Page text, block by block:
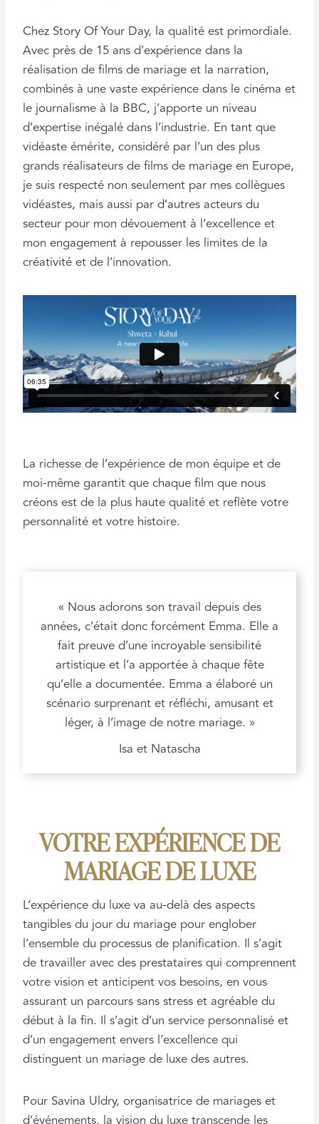
Chez Story Of Your Day, la qualité est primordiale.
Avec près de 15 ans d’expérience dans la
réalisation de films de mariage et la narration,
combinés à une vaste expérience dans le cinéma et
le journalisme à la BBC, j’apporte un niveau
d’expertise inégalé dans l’industrie. En tant que
vidéaste émérite, considéré par l’un des plus
grands réalisateurs de films de mariage en Europe,
je suis respecté non seulement par mes collègues
vidéastes, mais aussi par d’autres acteurs du
secteur pour mon dévouement à l’excellence et
mon engagement à repousser les limites de la
créativité et de l’innovation.
La richesse de l’expérience de mon équipe et de
moi-même garantit que chaque film que nous
créons est de la plus haute qualité et reflète votre
personnalité et votre histoire.
« Nous adorons son travail depuis des
années, c’était donc forcément Emma. Elle a
fait preuve d’une incroyable sensibilité
artistique et l’a apportée à chaque fête
qu’elle a documentée. Emma a élaboré un
scénario surprenant et réfléchi, amusant et
léger, à l’image de notre mariage. »
Isa et Natascha
VOTRE EXPÉRIENCE DE
MARIAGE DE LUXE
L’expérience du luxe va au-delà des aspects
tangibles du jour du mariage pour englober
l’ensemble du processus de planification. Il s’agit
de travailler avec des prestataires qui comprennent
votre vision et anticipent vos besoins, en vous
assurant un parcours sans stress et agréable du
début à la fin. Il s’agit d’un service personnalisé et
d’un engagement envers l’excellence qui
distinguent un mariage de luxe des autres.
Pour Savina Uldry, organisatrice de mariages et